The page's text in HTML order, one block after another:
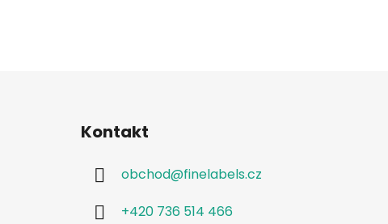
Kontakt
obchod@finelabels.cz
+420 736 514 466